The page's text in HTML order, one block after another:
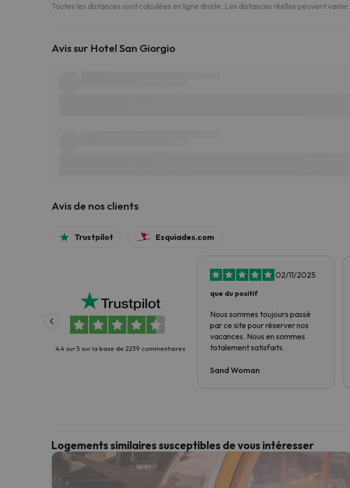
Toutes les distances sont calculées en ligne droite. Les distances réelles peuvent varier.
Avis sur Hotel San Giorgio
Avis de nos clients
Trustpilot Esquiades.com
4.4 sur 5 sur la base de 2239 commentaires
02/11/2025
que du positif
Nous sommes toujours passé
par ce site pour réserver nos
vacances. Nous en sommes
totalement satisfaits.
Sand Woman
Logements similaires susceptibles de vous intéresser